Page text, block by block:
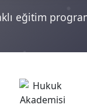
eğitim